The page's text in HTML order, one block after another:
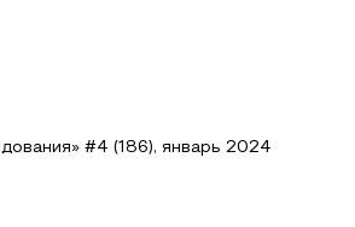
#4 (186), январь 2024